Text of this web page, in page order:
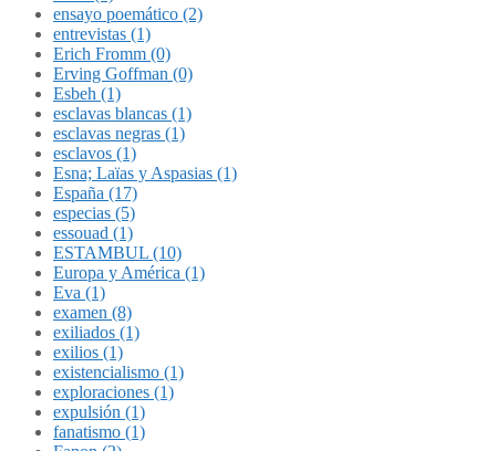
ensayo poemático (2)
entrevistas (1)
Erich Fromm (0)
Erving Goffman (0)
Esbeh (1)
esclavas blancas (1)
esclavas negras (1)
esclavos (1)
Esna; Laïas y Aspasias (1)
España (17)
especias (5)
essouad (1)
ESTAMBUL (10)
Europa y América (1)
Eva (1)
examen (8)
exiliados (1)
exilios (1)
existencialismo (1)
exploraciones (1)
expulsión (1)
fanatismo (1)